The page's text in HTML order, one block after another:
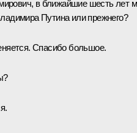
в ближайшие шесть лет
Путина или прежнего?
Спасибо большое.